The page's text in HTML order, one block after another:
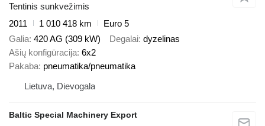
Tentinis sunkvežimis
2011
1 010 418 km
Euro 5
Galia 420 AG (309 kW) Degalai dyzelinas
Ašių konfigūracija 6x2
Pakaba pneumatika/pneumatika
Lietuva, Dievogala
Baltic Special Machinery Export